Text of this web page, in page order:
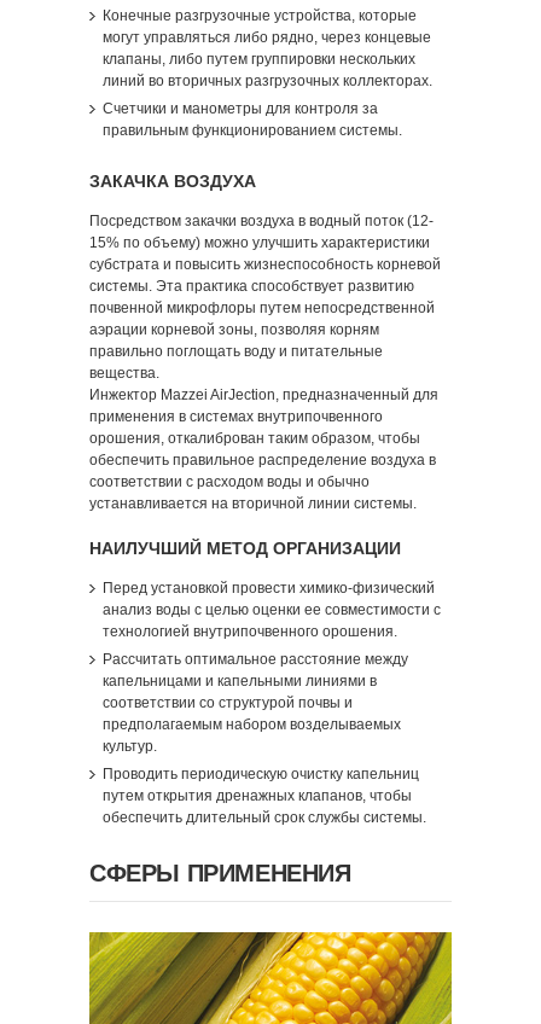
Конечные разгрузочные устройства, которые
могут управляться либо рядно, через концевые
клапаны, либо путем группировки нескольких
линий во вторичных разгрузочных коллекторах.
Счетчики и манометры для контроля за
правильным функционированием системы.
ЗАКАЧКА ВОЗДУХА
Посредством закачки воздуха в водный поток (12-
15% по объему) можно улучшить характеристики
субстрата и повысить жизнеспособность корневой
системы. Эта практика способствует развитию
почвенной микрофлоры путем непосредственной
аэрации корневой зоны, позволяя корням
правильно поглощать воду и питательные
вещества.
Инжектор Mazzei AirJection, предназначенный для
применения в системах внутрипочвенного
орошения, откалиброван таким образом, чтобы
обеспечить правильное распределение воздуха в
соответствии с расходом воды и обычно
устанавливается на вторичной линии системы.
НАИЛУЧШИЙ МЕТОД ОРГАНИЗАЦИИ
Перед установкой провести химико-физический
анализ воды с целью оценки ее совместимости с
технологией внутрипочвенного орошения.
Рассчитать оптимальное расстояние между
капельницами и капельными линиями в
соответствии со структурой почвы и
предполагаемым набором возделываемых
культур.
Проводить периодическую очистку капельниц
путем открытия дренажных клапанов, чтобы
обеспечить длительный срок службы системы.
СФЕРЫ ПРИМЕНЕНИЯ